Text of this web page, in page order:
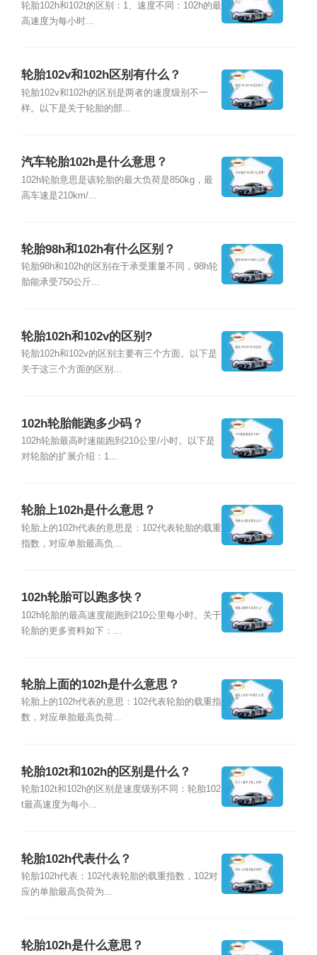
轮胎102h和102t的区别：1、速度不同：102h的最
高速度为每小时...
轮胎102v和102h区别有什么？
轮胎102v和102h的区别是两者的速度级别不一
样。以下是关于轮胎的部...
汽车轮胎102h是什么意思？
102h轮胎意思是该轮胎的最大负荷是850kg，最
高车速是210km/...
轮胎98h和102h有什么区别？
轮胎98h和102h的区别在于承受重量不同，98h轮
胎能承受750公斤...
轮胎102h和102v的区别?
轮胎102h和102v的区别主要有三个方面。以下是
关于这三个方面的区别...
102h轮胎能跑多少码？
102h轮胎最高时速能跑到210公里/小时。以下是
对轮胎的扩展介绍：1...
轮胎上102h是什么意思？
轮胎上的102h代表的意思是：102代表轮胎的载重
指数，对应单胎最高负...
102h轮胎可以跑多快？
102h轮胎的最高速度能跑到210公里每小时。关于
轮胎的更多资料如下：...
轮胎上面的102h是什么意思？
轮胎上的102h代表的意思：102代表轮胎的载重指
数，对应单胎最高负荷...
轮胎102t和102h的区别是什么？
轮胎102t和102h的区别是速度级别不同：轮胎102
t最高速度为每小...
轮胎102h代表什么？
轮胎102h代表：102代表轮胎的载重指数，102对
应的单胎最高负荷为...
轮胎102h是什么意思？